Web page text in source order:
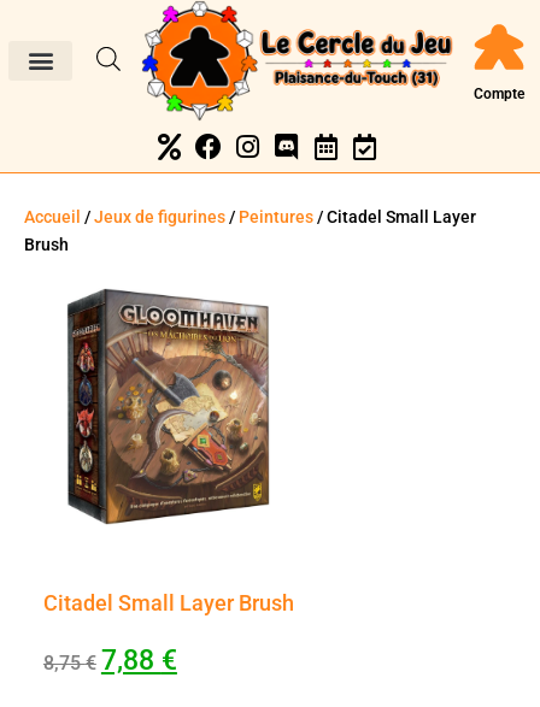
Compte
Accueil /Jeux de figurines/ Peintures/ Citadel Small Layer
Brush
Citadel Small Layer Brush
8,75€ 7,88 €